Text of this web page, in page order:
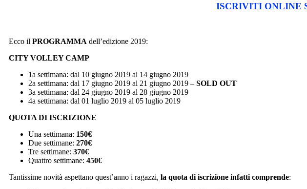
ISCRIVITI ONLINE
Ecco il PROGRAMMA dell’edizione 2019:
CITY VOLLEY CAMP
1a settimana: dal 10 giugno 2019 al 14 giugno 2019
2a settimana: dal 17 giugno 2019 al 21 giugno 2019 – SOLD OUT
3a settimana: dal 24 giugno 2019 al 28 giugno 2019
4a settimana: dal 01 luglio 2019 al 05 luglio 2019
QUOTA DI ISCRIZIONE
Una settimana: 150€
Due settimane: 270€
Tre settimane: 370€
Quattro settimane: 450€
Tantissime novità aspettano quest’anno i ragazzi, la quota di iscrizione infatti comprende: